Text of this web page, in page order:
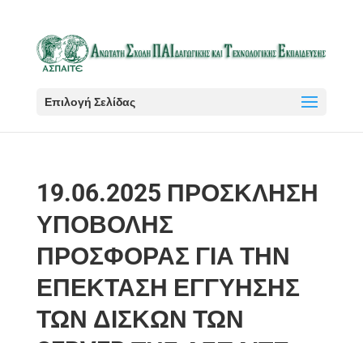
Επιλογή Σελίδας
19.06.2025 ΠΡΟΣΚΛΗΣΗ
ΥΠΟΒΟΛΗΣ
ΠΡΟΣΦΟΡΑΣ ΓΙΑ ΤΗΝ
ΕΠΕΚΤΑΣΗ ΕΓΓΥΗΣΗΣ
ΤΩΝ ΔΙΣΚΩΝ ΤΩΝ